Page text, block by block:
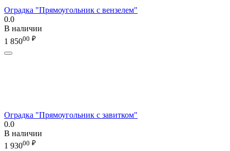
Оградка "Прямоугольник с вензелем"
0.0
В наличии
1 85000 ₽
Оградка "Прямоугольник с завитком"
0.0
В наличии
1 93000 ₽